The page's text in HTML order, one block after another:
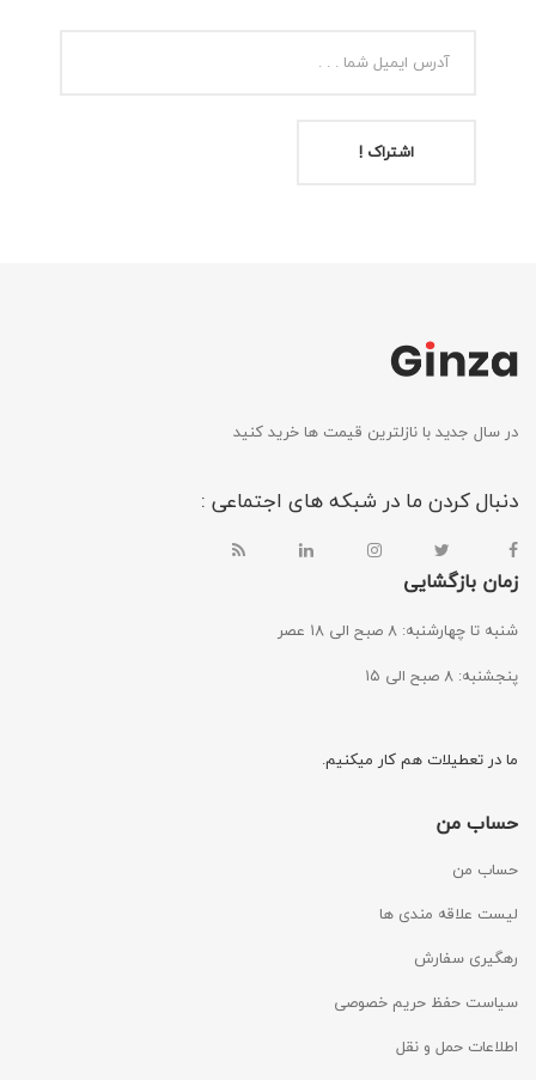
اشتراک !
در سال جدید با نازلترین قیمت ها خرید کنید
دنبال کردن ما در شبکه های اجتماعی :
زمان بازگشایی
شنبه تا چهارشنبه: ۸ صبح الی ۱۸ عصر
پنجشنبه: ۸ صبح الی ۱۵
ما در تعطیلات هم کار میکنیم.
حساب من
حساب من
لیست علاقه مندی ها
رهگیری سفارش
سیاست حفظ حریم خصوصی
اطلاعات حمل و نقل